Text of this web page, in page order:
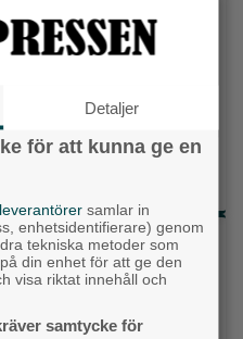
veckan
på plats under
Detaljer
för att kunna ge en
samlar in
enhetsidentifierare) genom
tekniska metoder som
din enhet för att ge den
visa riktat innehåll och
samtycke för